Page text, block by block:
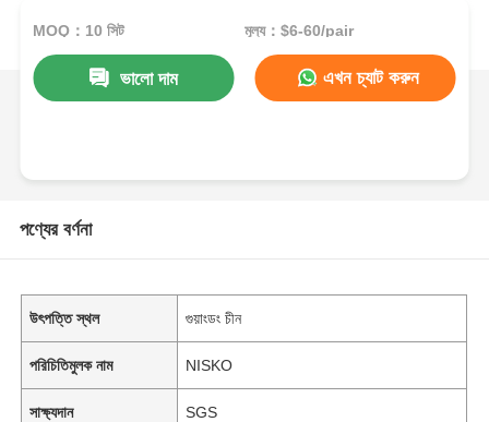
MOQ：10 সিট মূল্য：$6-60/pair
ভালো দাম এখন চ্যাট করুন
পণ্যের বর্ণনা
উৎপত্তি স্থল গুয়াংডং চীন
পরিচিতিমুলক নাম NISKO
সাক্ষ্যদান SGS